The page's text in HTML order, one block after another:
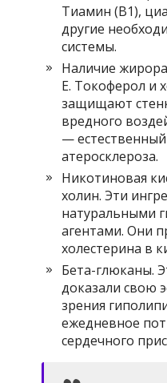
Тиамин (B1),
другие
системы.
Наличие
E. Токоферол и
защищают
вредного
—
атеросклероза.
Никотиновая
холин. Эти
натуральными
агентами. Они
холестерина в
Бета-глюканы.
доказали свою
зрения
ежедневное
сердечного